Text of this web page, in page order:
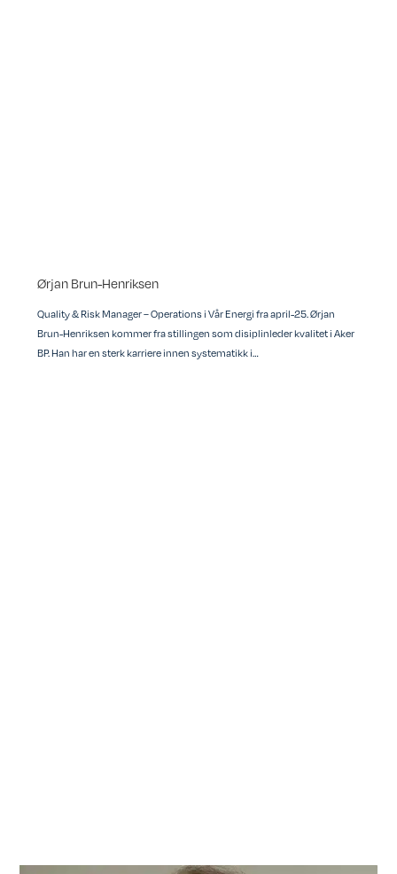
Ørjan Brun-Henriksen
Quality & Risk Manager – Operations i Vår Energi fra april-25. Ørjan
Brun-Henriksen kommer fra stillingen som disiplinleder kvalitet i Aker
BP. Han har en sterk karriere innen systematikk i…